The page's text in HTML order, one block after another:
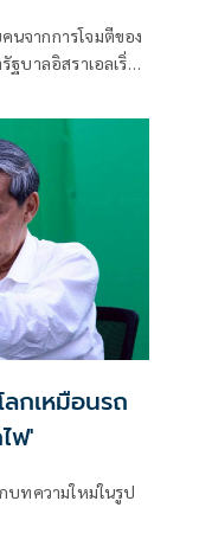
นจากการโจมตีของ
ฐบาลอิสราเอลเริ่ม
กเหมือนรถ
ฟ'
บทความใหม่ในรูป